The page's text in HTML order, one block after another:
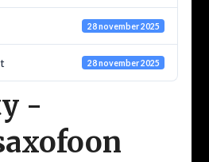
28 november 2025
28 november 2025
-